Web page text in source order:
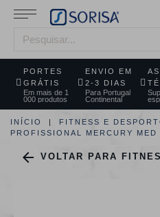
PORTES
GRÁTIS
Em mais de 1
000 produtos
ENVIO EM
2-3 DIAS
Para Portugal
Continental
INÍCIO FITNESS E
PROFISSIONAL MERCURY
 VOLTAR PARA